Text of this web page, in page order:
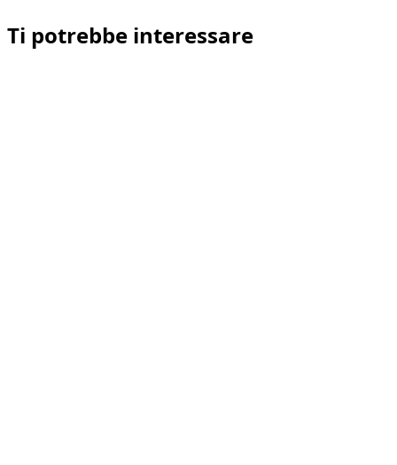
Ti potrebbe interessare